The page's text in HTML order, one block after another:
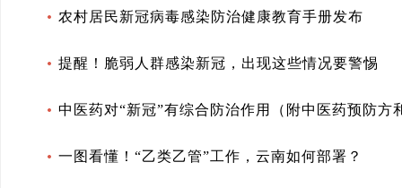
农村居民新冠病毒感染防治健康教育手册发布
提醒！脆弱人群感染新冠，出现这些情况要警惕
中医药对“新冠”有综合防治作用（附中医药预防方
一图看懂！“乙类乙管”工作，云南如何部署？